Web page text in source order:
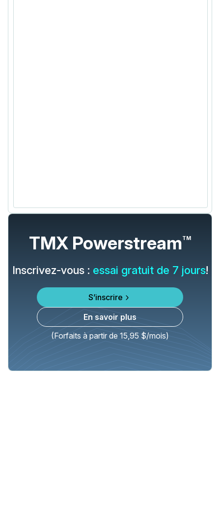
TMX PowerstreamTM
Inscrivez-vous : essai gratuit de 7 jours!
S’inscrire
En savoir plus
(Forfaits à partir de 15,95 $/mois)